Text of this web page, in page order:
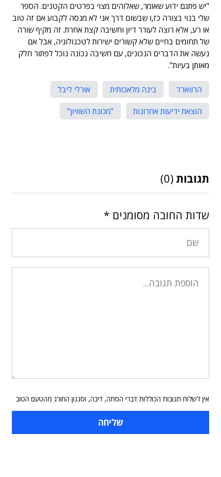
"יש פתגם ידוע שאומר, שאלוהים מצוי בפרטים הקטנים. הספר
שלי בנוי בצורה כז,ו שבשום דרך אני לא מנסה לקבוע אם זה טוב
או רע, אלא רוצה לעורר דיון וחשיבה קצת אחרת. זה מקיף שורה
של תחומים בחיים שלא קשורים ישירות לטכנולוגיה, אבל אם
נעשה את הדברים הנכונים, עם חשיבה נכונה נוכל לפתור חלק
מאותן בעיות".
הרווארד בינה מלאכותית
אורלי ליבל
הוצאת ידיעות אחרונות
"מכונת השוויון"
תגובות (0)
שדות החובה מסומנים *
אין לשלוח תגובות הכוללות דברי הסתה, דיבה, וסגנון החורג מהטעם הטוב